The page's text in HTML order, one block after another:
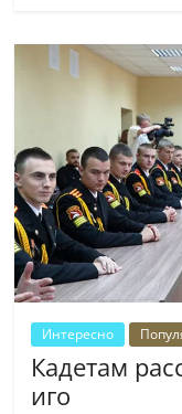
Интересно
Кадетам
иго